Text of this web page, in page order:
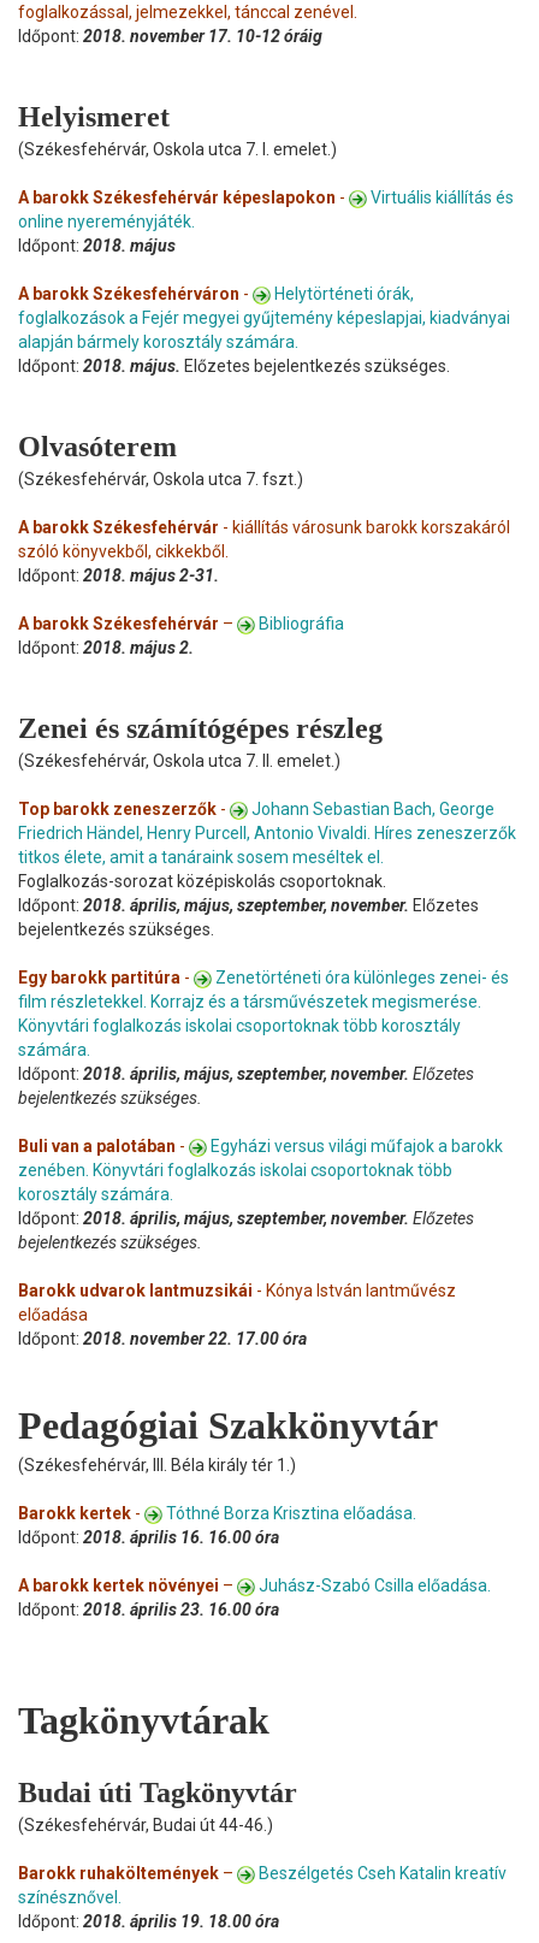
foglalkozással, jelmezekkel, tánccal zenével.
Időpont: 2018. november 17. 10-12 óráig
Helyismeret
(Székesfehérvár, Oskola utca 7. I. emelet.)
A barokk Székesfehérvár képeslapokon -
Virtuális kiállítás és
online nyereményjáték.
Időpont: 2018. május
A barokk Székesfehérváron -
Helytörténeti órák,
foglalkozások a Fejér megyei gyűjtemény képeslapjai, kiadványai
alapján bármely korosztály számára.
Időpont: 2018. május. Előzetes bejelentkezés szükséges.
Olvasóterem
(Székesfehérvár, Oskola utca 7. fszt.)
A barokk Székesfehérvár - kiállítás városunk barokk korszakáról
szóló könyvekből, cikkekből.
Időpont: 2018. május 2-31.
A barokk Székesfehérvár –
Bibliográfia
Időpont: 2018. május 2.
Zenei és számítógépes részleg
(Székesfehérvár, Oskola utca 7. II. emelet.)
Top barokk zeneszerzők -
Johann Sebastian Bach, George
Friedrich Händel, Henry Purcell, Antonio Vivaldi. Híres zeneszerzők
titkos élete, amit a tanáraink sosem meséltek el.
Foglalkozás-sorozat középiskolás csoportoknak.
Időpont: 2018. április, május, szeptember, november. Előzetes
bejelentkezés szükséges.
Egy barokk partitúra -
Zenetörténeti óra különleges zenei- és
film részletekkel. Korrajz és a társművészetek megismerése.
Könyvtári foglalkozás iskolai csoportoknak több korosztály
számára.
Időpont: 2018. április, május, szeptember, november. Előzetes
bejelentkezés szükséges.
Buli van a palotában -
Egyházi versus világi műfajok a barokk
zenében. Könyvtári foglalkozás iskolai csoportoknak több
korosztály számára.
Időpont: 2018. április, május, szeptember, november. Előzetes
bejelentkezés szükséges.
Barokk udvarok lantmuzsikái - Kónya István lantművész
előadása
Időpont: 2018. november 22. 17.00 óra
Pedagógiai Szakkönyvtár
(Székesfehérvár, III. Béla király tér 1.)
Barokk kertek -
Tóthné Borza Krisztina előadása.
Időpont: 2018. április 16. 16.00 óra
A barokk kertek növényei –
Juhász-Szabó Csilla előadása.
Időpont: 2018. április 23. 16.00 óra
Tagkönyvtárak
Budai úti Tagkönyvtár
(Székesfehérvár, Budai út 44-46.)
Barokk ruhaköltemények –
Beszélgetés Cseh Katalin kreatív
színésznővel.
Időpont: 2018. április 19. 18.00 óra